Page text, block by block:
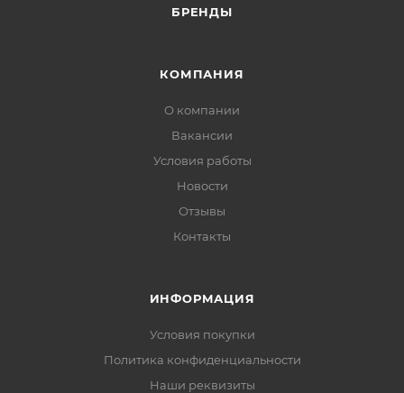
БРЕНДЫ
КОМПАНИЯ
О компании
Вакансии
Условия работы
Новости
Отзывы
Контакты
ИНФОРМАЦИЯ
Условия покупки
Политика конфиденциальности
Наши реквизиты